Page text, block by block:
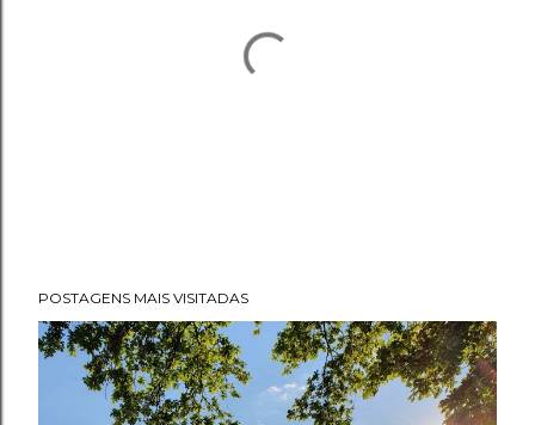
o
s
t
POSTAGENS MAIS VISITADAS